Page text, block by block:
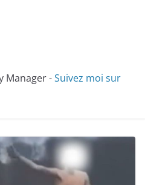
Manager -Suivez moi sur